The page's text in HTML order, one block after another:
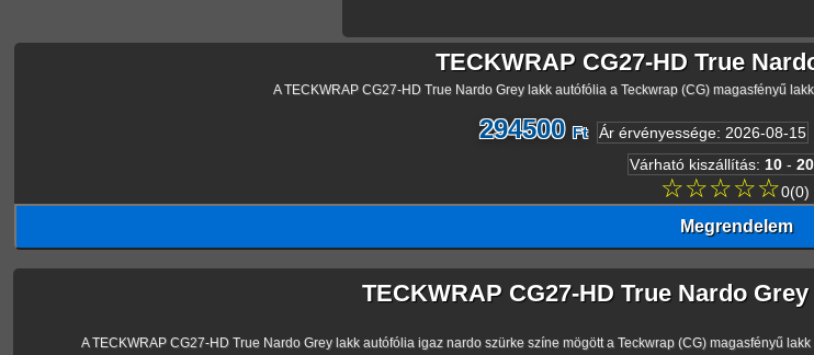
TECKWRAP CG27-HD True
A TECKWRAP CG27-HD True Nardo Grey lakk autófólia a Teckwrap (CG) magasfényű
294500 Ft Ár érvényessége: 2026-08-15
Várható kiszállítás: 10- 20
☆☆☆☆☆0(0)
Megrendelem
TECKWRAP CG27-HD True Nardo
A TECKWRAP CG27-HD True Nardo Grey lakk autófólia igaz nardo szürke színe mögött a Teckwrap (CG) magasfényű